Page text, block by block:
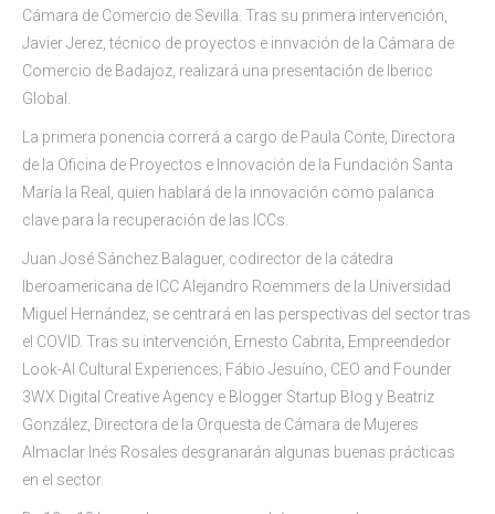
Cámara de Comercio de Sevilla. Tras su primera intervención,
Javier Jerez, técnico de proyectos e innvación de la Cámara de
Comercio de Badajoz, realizará una presentación de Ibericc
Global.
La primera ponencia correrá a cargo de Paula Conte, Directora
de la Oficina de Proyectos e Innovación de la Fundación Santa
María la Real, quien hablará de la innovación como palanca
clave para la recuperación de las ICCs.
Juan José Sánchez Balaguer, codirector de la cátedra
Iberoamericana de ICC Alejandro Roemmers de la Universidad
Miguel Hernández, se centrará en las perspectivas del sector tras
el COVID. Tras su intervención, Ernesto Cabrita, Empreendedor
Look-Al Cultural Experiences; Fábio Jesuíno, CEO and Founder
3WX Digital Creative Agency e Blogger Startup Blog y Beatriz
González, Directora de la Orquesta de Cámara de Mujeres
Almaclar Inés Rosales desgranarán algunas buenas prácticas
en el sector.